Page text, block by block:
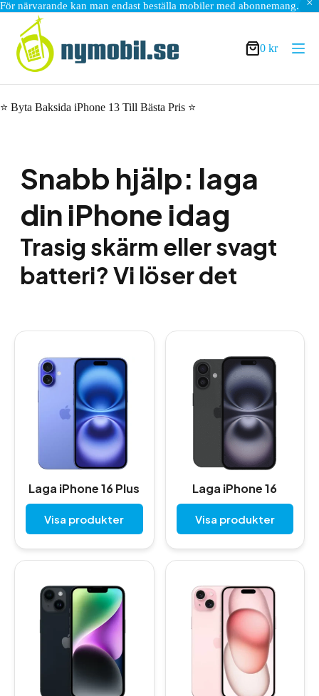
För närvarande kan man endast beställa mobiler med abonnemang.
innehåll
Varukorg
0 kr
⭐ Byta Baksida iPhone 13 Till Bästa Pris ⭐
Snabb hjälp: laga
din iPhone idag
Trasig skärm eller svagt
batteri? Vi löser det
Laga iPhone 16 Plus
Visa produkter
Laga iPhone 16
Visa produkter